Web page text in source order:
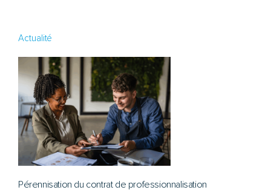
Actualité
Pérennisation du contrat de professionnalisation